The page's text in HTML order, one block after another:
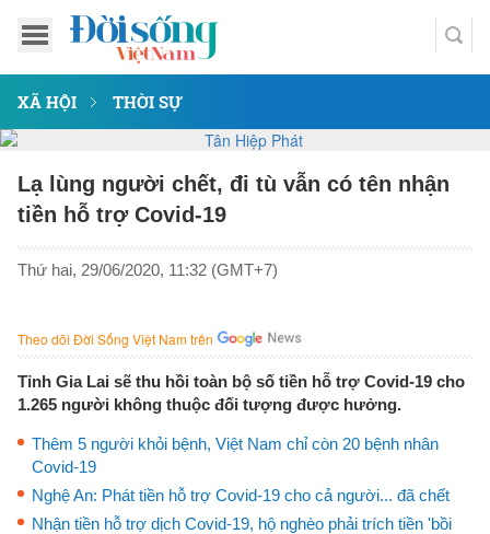
XÃ HỘI THỜI SỰ
Lạ lùng người chết, đi tù vẫn có tên nhận
tiền hỗ trợ Covid-19
Thứ hai, 29/06/2020, 11:32 (GMT+7)
Theo dõi Đời Sống Việt Nam trên
Tỉnh Gia Lai sẽ thu hồi toàn bộ số tiền hỗ trợ Covid-19 cho
1.265 người không thuộc đối tượng được hưởng.
Thêm 5 người khỏi bệnh, Việt Nam chỉ còn 20 bệnh nhân
Covid-19
Nghệ An: Phát tiền hỗ trợ Covid-19 cho cả người... đã chết
Nhận tiền hỗ trợ dịch Covid-19, hộ nghèo phải trích tiền 'bồi